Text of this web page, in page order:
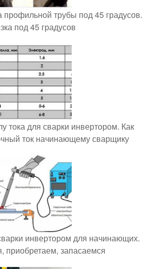
профильной трубы под 45 градусов.
под 45 градусов
тока для сварки инвертором. Как
ток начинающему сварщику
инвертором для начинающих.
приобретаем, запасаемся